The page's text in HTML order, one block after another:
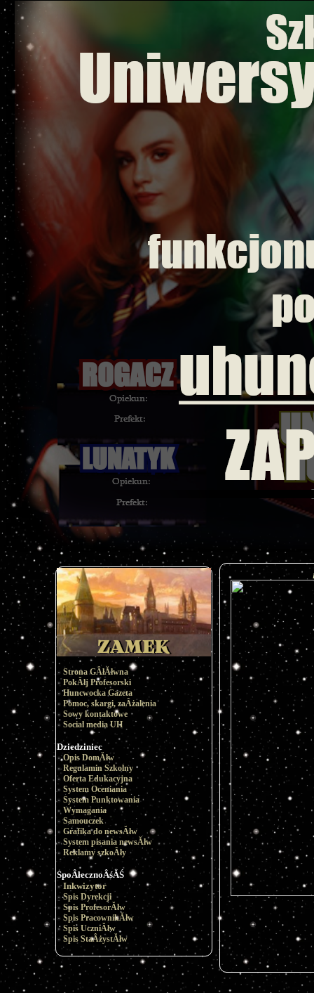
Strona GÂłĂłwna
PokĂłj Profesorski
Huncwocka Gazeta
Pomoc, skargi, zaÂżalenia
Sowy kontaktowe
Social media UH
Dziedziniec
Opis DomĂłw
Regulamin Szkolny
Oferta Edukacyjna
System Oceniania
System Punktowania
Wymagania
Samouczek
Grafika do newsĂłw
System pisania newsĂłw
Reklamy szkoÂły
SpoÂłecznoÂśĂŚ
Inkwizytor
Spis Dyrekcji
Spis ProfesorĂłw
Spis PracownikĂłw
Spis UczniĂłw
Spis StaÂżystĂłw